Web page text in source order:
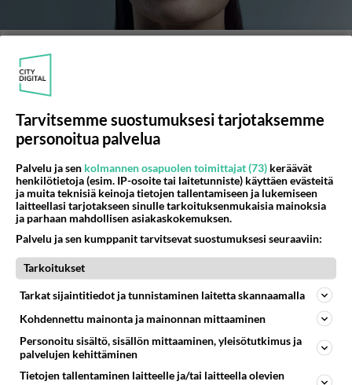
kanssa - Somessa kuitti:"Oletko lainannut
Haaviston Antoniota?"
Tarvitsemme suostumuksesi tarjotaksemme
personoitua palvelua
Palvelu ja sen kolmannen osapuolen toimittajat (73) keräävät
henkilötietoja (esim. IP-osoite tai laitetunniste) käyttäen evästeitä
ja muita teknisiä keinoja tietojen tallentamiseen ja lukemiseen
laitteellasi tarjotakseen sinulle tarkoituksenmukaisia mainoksia
ja parhaan mahdollisen asiakaskokemuksen.
Palvelu ja sen kumppanit tarvitsevat suostumuksesi seuraaviin:
Tarkoitukset
Tarkat sijaintitiedot ja tunnistaminen laitetta skannaamalla
Kohdennettu mainonta ja mainonnan mittaaminen
Personoitu sisältö, sisällön mittaaminen, yleisötutkimus ja
palvelujen kehittäminen
Tietojen tallentaminen laitteelle ja/tai laitteella olevien